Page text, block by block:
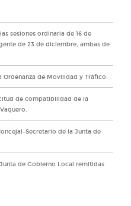
sesiones ordinaria de 16 de
de 23 de diciembre, ambas de
de Movilidad y Tráfico.
de compatibilidad de la
Secretario de la Junta de
de Gobierno Local remitidas